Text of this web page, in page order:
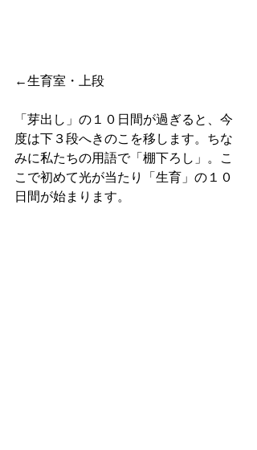
←生育室・上段
「芽出し」の１０日間が過ぎると、今
度は下３段へきのこを移します。ちな
みに私たちの用語で「棚下ろし」。こ
こで初めて光が当たり「生育」の１０
日間が始まります。